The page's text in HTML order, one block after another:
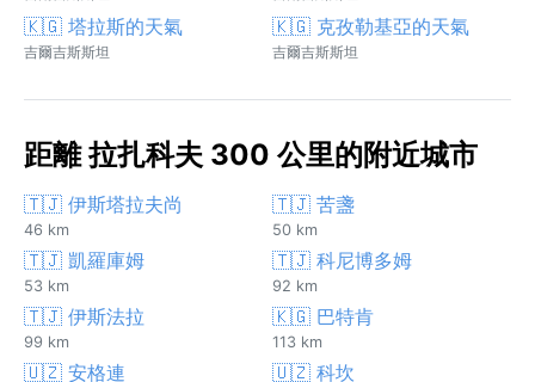
🇰🇬 塔拉斯的天氣
吉爾吉斯斯坦
🇰🇬 克孜勒基亞的天氣
吉爾吉斯斯坦
距離 拉扎科夫 300 公里的附近城市
🇹🇯 伊斯塔拉夫尚
46 km
🇹🇯 苦盞
50 km
🇹🇯 凱羅庫姆
53 km
🇹🇯 科尼博多姆
92 km
🇹🇯 伊斯法拉
99 km
🇰🇬 巴特肯
113 km
🇺🇿 安格連 🇺🇿 科坎